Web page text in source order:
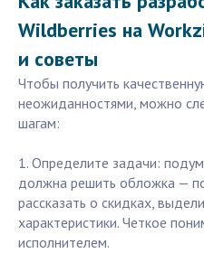
Wildberries на
и советы
Чтобы получить
неожиданностями, можно
шагам:
1. Определите задачи:
должна решить обложка —
рассказать о скидках,
характеристики. Четкое
исполнителем.